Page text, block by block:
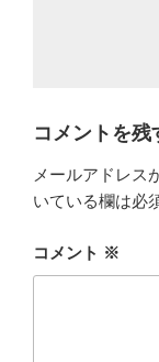
コメントを残
メールアドレス
いている欄は必
コメント ※